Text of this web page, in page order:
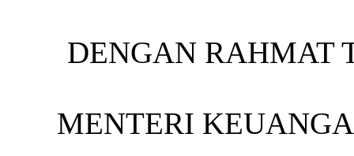
DENGAN RAHMAT
MENTERI